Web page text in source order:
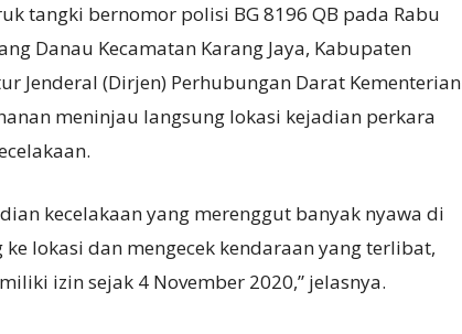
tangki bernomor polisi BG 8196 QB pada Rabu
Danau Kecamatan Karang Jaya, Kabupaten
Jenderal (Dirjen) Perhubungan Darat Kementerian
meninjau langsung lokasi kejadian perkara
kecelakaan yang merenggut banyak nyawa di
lokasi dan mengecek kendaraan yang terlibat,
izin sejak 4 November 2020,” jelasnya.